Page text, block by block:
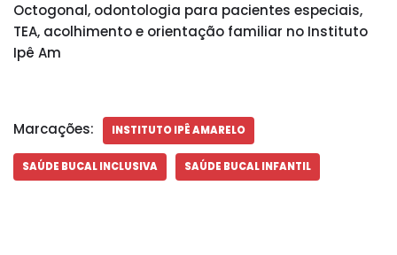
Octogonal, odontologia para pacientes especiais,
TEA, acolhimento e orientação familiar no Instituto
Ipê Am
Marcações: INSTITUTO IPÊ AMARELO
SAÚDE BUCAL INCLUSIVA SAÚDE BUCAL INFANTIL